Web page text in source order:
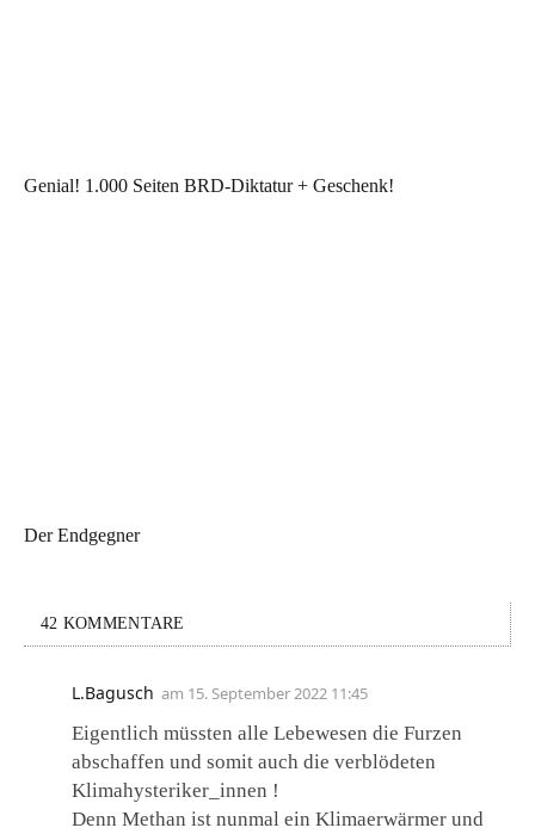
Genial! 1.000 Seiten BRD-Diktatur + Geschenk!
Der Endgegner
42 KOMMENTARE
L.Bagusch am 15. September 2022 11:45
Eigentlich müssten alle Lebewesen die Furzen
abschaffen und somit auch die verblödeten
Klimahysteriker_innen !
Denn Methan ist nunmal ein Klimaerwärmer und